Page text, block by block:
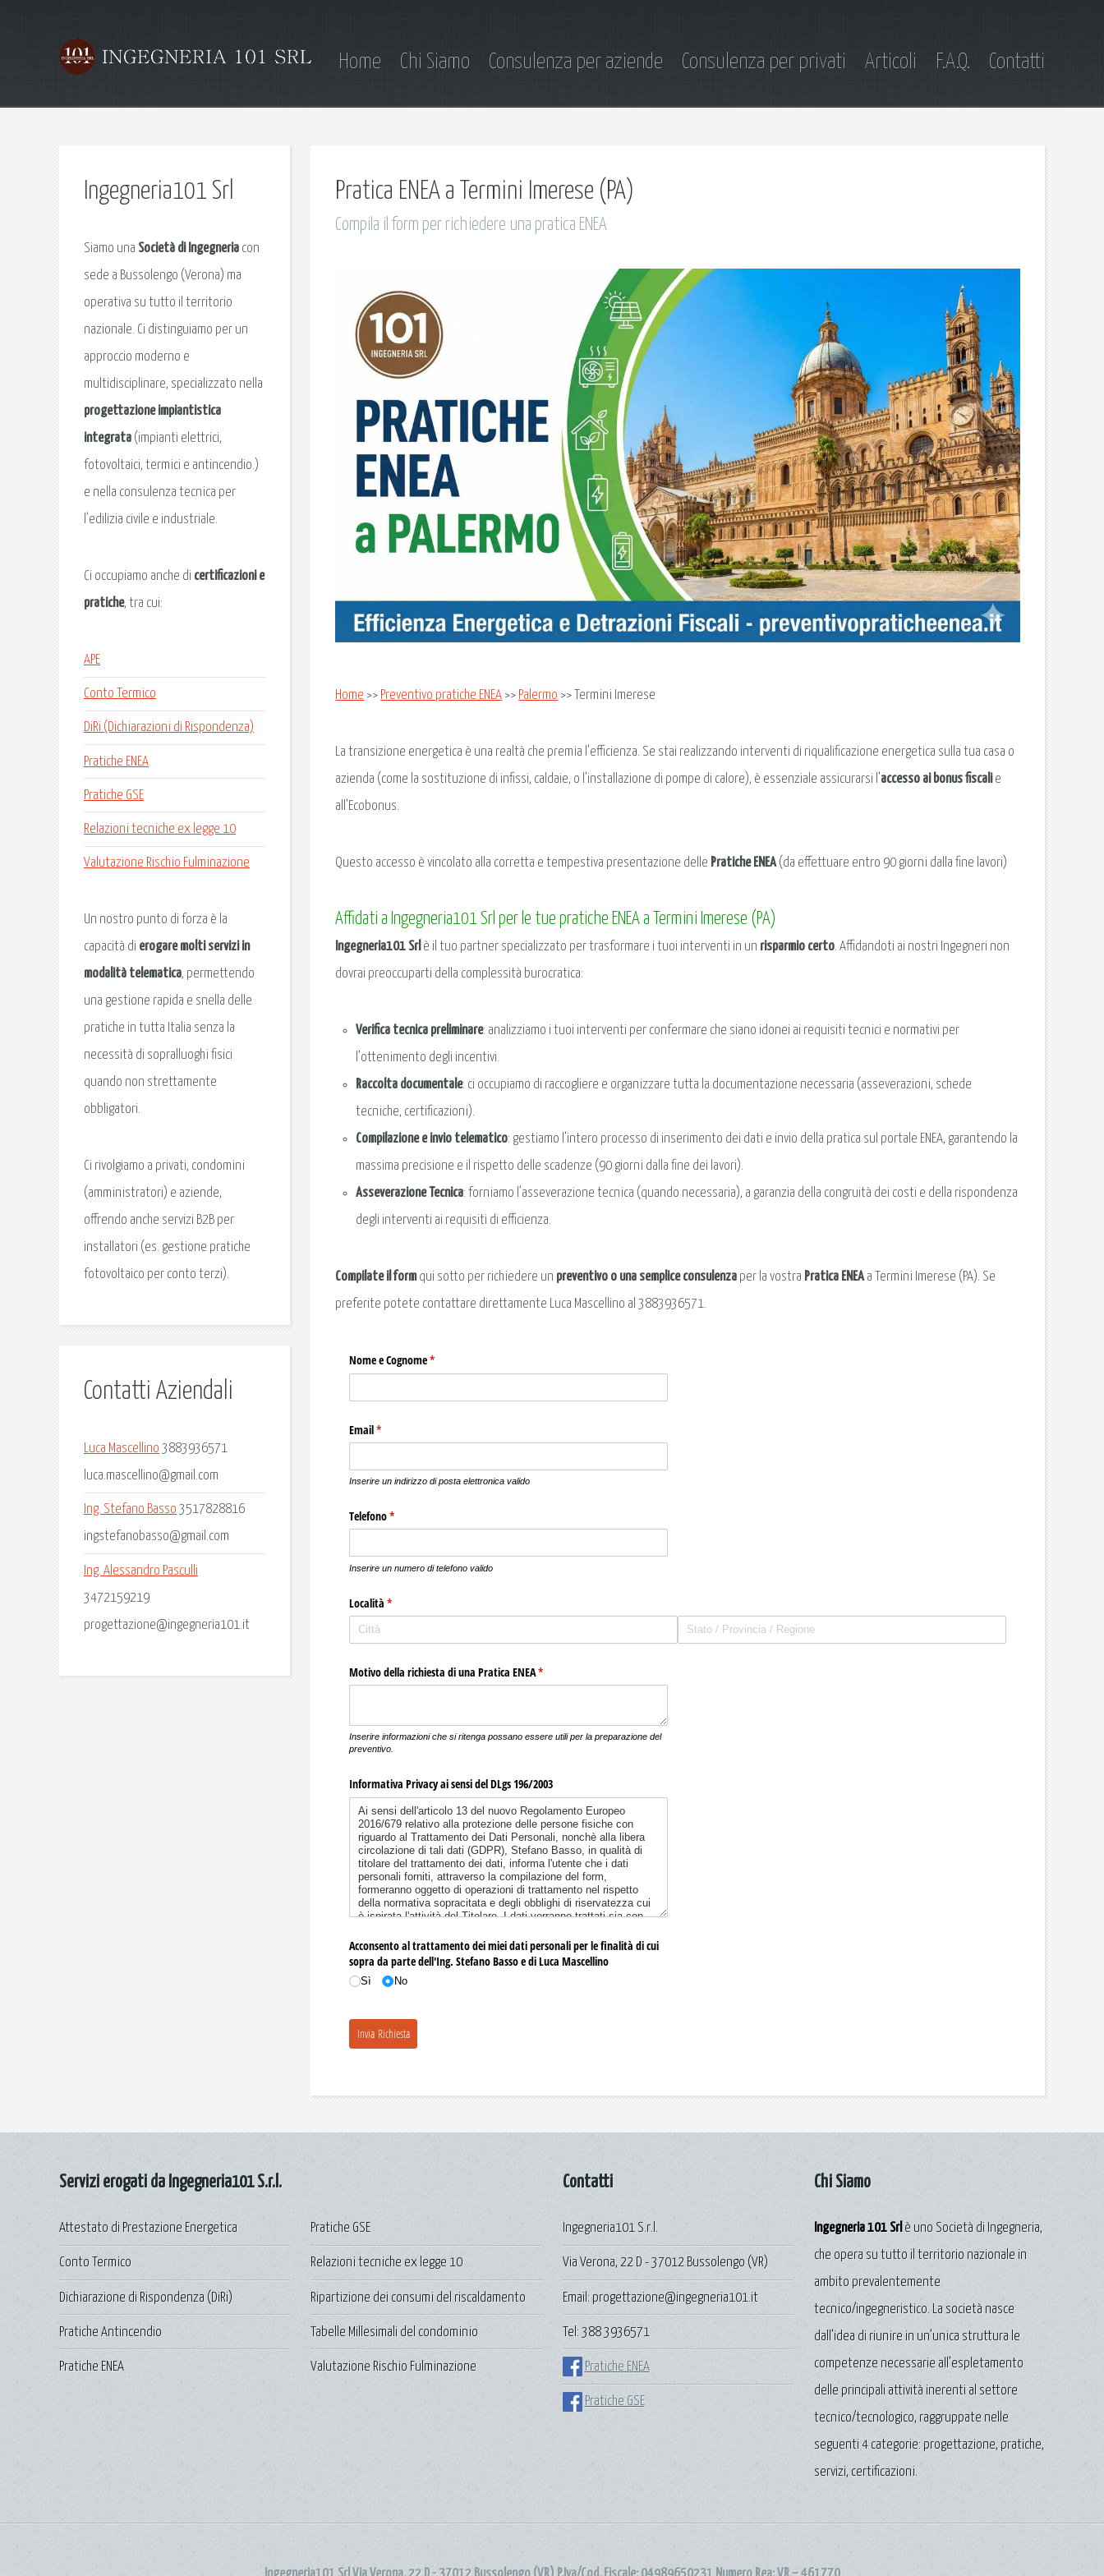
Home Chi Siamo Consulenza per aziende Consulenza per privati Articoli F.A.Q. Contatti
Ingegneria101 Srl
Siamo una Società di Ingegneria con
sede a Bussolengo (Verona) ma
operativa su tutto il territorio
nazionale. Ci distinguiamo per un
approccio moderno e
multidisciplinare, specializzato nella
progettazione impiantistica
integrata (impianti elettrici,
fotovoltaici, termici e antincendio.)
e nella consulenza tecnica per
l’edilizia civile e industriale.
Ci occupiamo anche di certificazioni e
pratiche, tra cui:
APE
Conto Termico
DiRi (Dichiarazioni di Rispondenza)
Pratiche ENEA
Pratiche GSE
Relazioni tecniche ex legge 10
Valutazione Rischio Fulminazione
Un nostro punto di forza è la
capacità di erogare molti servizi in
modalità telematica, permettendo
una gestione rapida e snella delle
pratiche in tutta Italia senza la
necessità di sopralluoghi fisici
quando non strettamente
obbligatori.
Ci rivolgiamo a privati, condomini
(amministratori) e aziende,
offrendo anche servizi B2B per
installatori (es. gestione pratiche
fotovoltaico per conto terzi).
Contatti Aziendali
Luca Mascellino 3883936571
luca.mascellino@gmail.com
Ing. Stefano Basso 3517828816
ingstefanobasso@gmail.com
Ing. Alessandro Pasculli
3472159219
progettazione@ingegneria101.it
Pratica ENEA a Termini Imerese (PA)
Compila il form per richiedere una pratica ENEA
Home >> Preventivo pratiche ENEA >> Palermo >> Termini Imerese
La transizione energetica è una realtà che premia l’efficienza. Se stai realizzando interventi di riqualificazione energetica sulla tua casa o
azienda (come la sostituzione di infissi, caldaie, o l’installazione di pompe di calore), è essenziale assicurarsi l’accesso ai bonus fiscalie
all’Ecobonus.
Questo accesso è vincolato alla corretta e tempestiva presentazione delle Pratiche ENEA(da effettuare entro 90 giorni dalla fine lavori)
Affidati a Ingegneria101 Srl per le tue pratiche ENEA a Termini Imerese (PA)
Ingegneria101 Srl è il tuo partner specializzato per trasformare i tuoi interventi in un risparmio certo. Affidandoti ai nostri Ingegneri non
dovrai preoccuparti della complessità burocratica:
Verifica tecnica preliminare: analizziamo i tuoi interventi per confermare che siano idonei ai requisiti tecnici e normativi per
l’ottenimento degli incentivi.
Raccolta documentale: ci occupiamo di raccogliere e organizzare tutta la documentazione necessaria (asseverazioni, schede
tecniche, certificazioni).
Compilazione e invio telematico: gestiamo l’intero processo di inserimento dei dati e invio della pratica sul portale ENEA, garantendo la
massima precisione e il rispetto delle scadenze (90 giorni dalla fine dei lavori).
Asseverazione Tecnica: forniamo l’asseverazione tecnica (quando necessaria), a garanzia della congruità dei costi e della rispondenza
degli interventi ai requisiti di efficienza.
Compilate il formqui sotto per richiedere un preventivo o una semplice consulenza per la vostra Pratica ENEAa Termini Imerese (PA). Se
preferite potete contattare direttamente Luca Mascellino al 3883936571.
Servizi erogati da Ingegneria101 S.r.l.
Attestato di Prestazione Energetica
Conto Termico
Dichiarazione di Rispondenza (DiRi)
Pratiche Antincendio
Pratiche ENEA
Pratiche GSE
Relazioni tecniche ex legge 10
Ripartizione dei consumi del riscaldamento
Tabelle Millesimali del condominio
Valutazione Rischio Fulminazione
Contatti
Ingegneria101 S.r.l.
Via Verona, 22 D - 37012 Bussolengo (VR)
Email: progettazione@ingegneria101.it
Tel: 388 3936571
Pratiche ENEA
Pratiche GSE
Chi Siamo
Ingegneria 101 Srl è uno Società di Ingegneria,
che opera su tutto il territorio nazionale in
ambito prevalentemente
tecnico/ingegneristico. La società nasce
dall’idea di riunire in un’unica struttura le
competenze necessarie all’espletamento
delle principali attività inerenti al settore
tecnico/tecnologico, raggruppate nelle
seguenti 4 categorie: progettazione, pratiche,
servizi, certificazioni.